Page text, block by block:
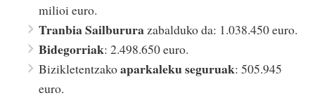
milioi euro.
Tranbia Sailbururazabalduko da: 1.038.450 euro.
Bidegorriak: 2.498.650 euro.
Bizikletentzakoaparkaleku seguruak: 505.945
euro.